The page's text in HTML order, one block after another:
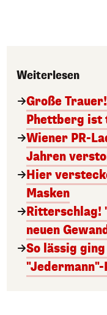
Weiterlesen
Große
Phettberg ist
Wiener PR-
Jahren
Hier
Masken
Ritterschlag!
neuen
So lässig